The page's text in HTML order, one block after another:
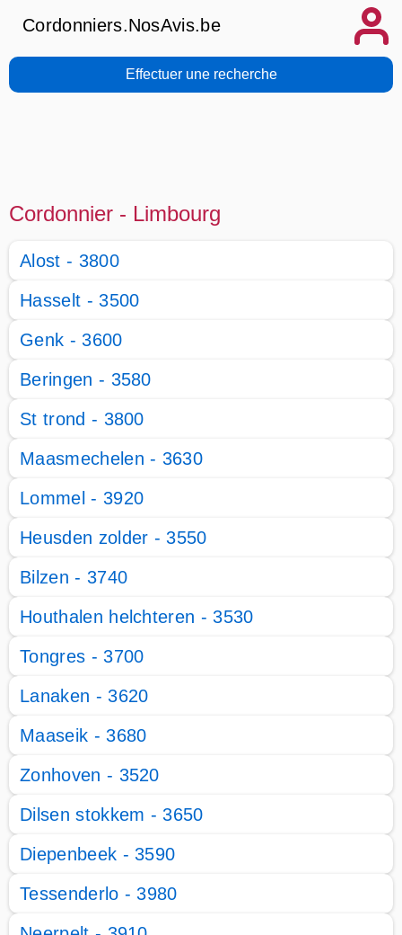
Cordonniers.NosAvis.be
Effectuer une recherche
Cordonnier - Limbourg
Alost - 3800
Hasselt - 3500
Genk - 3600
Beringen - 3580
St trond - 3800
Maasmechelen - 3630
Lommel - 3920
Heusden zolder - 3550
Bilzen - 3740
Houthalen helchteren - 3530
Tongres - 3700
Lanaken - 3620
Maaseik - 3680
Zonhoven - 3520
Dilsen stokkem - 3650
Diepenbeek - 3590
Tessenderlo - 3980